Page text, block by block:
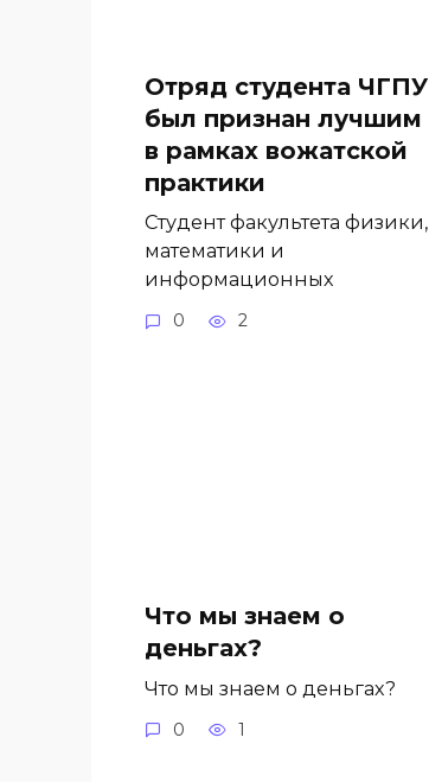
Отряд студента ЧГПУ
был признан лучшим
в рамках вожатской
практики
Студент факультета физики,
математики и
информационных
0 2
Что мы знаем о
деньгах?
Что мы знаем о деньгах?
0 1